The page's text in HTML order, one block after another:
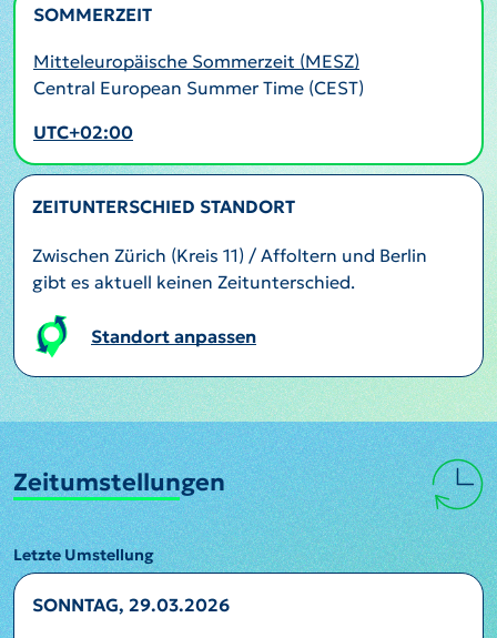
SOMMERZEIT
Mitteleuropäische Sommerzeit (MESZ)
Central European Summer Time (CEST)
UTC+02:00
ZEITUNTERSCHIED STANDORT
Zwischen Zürich (Kreis 11) / Affoltern und Berlin
gibt es aktuell keinen Zeitunterschied.
Standort anpassen
Zeitumstellungen
Letzte Umstellung
SONNTAG, 29.03.2026